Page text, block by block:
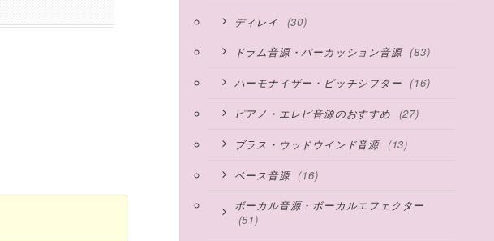
ディレイ (30)
ドラム音源・パーカッション音源 (83)
ハーモナイザー・ピッチシフター (16)
ピアノ・エレピ音源のおすすめ (27)
ブラス・ウッドウインド音源 (13)
ベース音源 (16)
ボーカル音源・ボーカルエフェクター
(51)